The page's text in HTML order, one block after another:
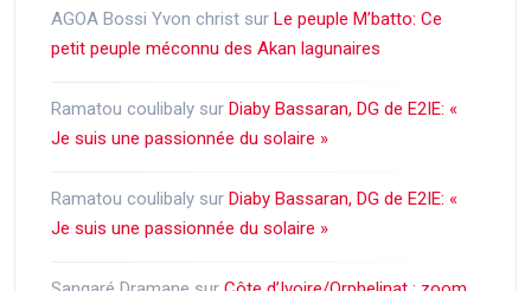
AGOA Bossi Yvon christ sur Le peuple M’batto: Ce
petit peuple méconnu des Akan lagunaires
Ramatou coulibaly sur Diaby Bassaran, DG de E2IE: «
Je suis une passionnée du solaire »
Ramatou coulibaly sur Diaby Bassaran, DG de E2IE: «
Je suis une passionnée du solaire »